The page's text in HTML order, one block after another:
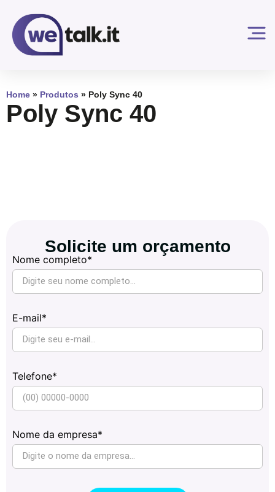
Home » Produtos » Poly Sync 40
Poly Sync 40
Solicite um orçamento
Nome completo*
E-mail*
Telefone*
Nome da empresa*